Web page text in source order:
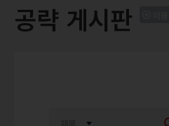
공략 게시판